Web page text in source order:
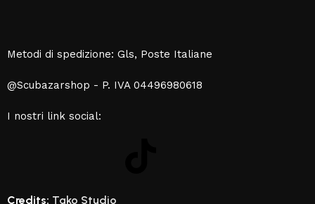
Metodi di spedizione: Gls, Poste Italiane
@Scubazarshop - P. IVA 04496980618
I nostri link social:
Credits: Tako Studio